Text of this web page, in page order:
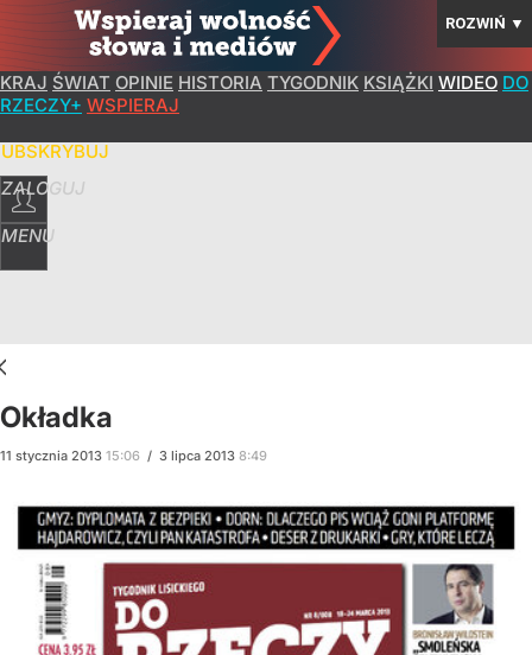
ROZWIŃ ▼
KRAJ ŚWIAT OPINIE HISTORIA TYGODNIK KSIĄŻKI WIDEO DO
RZECZY+ WSPIERAJ
ZALOGUJ
MENU
Okładka
11 stycznia 2013 15:06 / 3 lipca 2013 8:49